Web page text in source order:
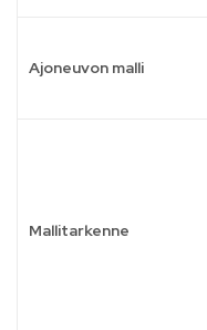
Ajoneuvon malli
Mallitarkenne